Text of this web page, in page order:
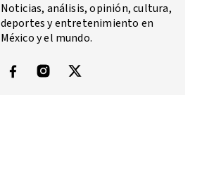
Noticias, análisis, opinión, cultura,
deportes y entretenimiento en
México y el mundo.